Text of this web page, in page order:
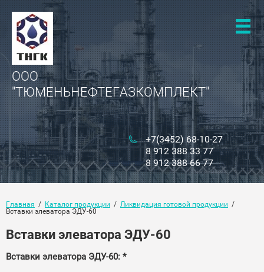
ООО
"ТЮМЕНЬНЕФТЕГАЗКОМПЛЕКТ"
+7(3452) 68-10-27
8 912 388 33 77
8 912 388 66 77
Главная
  /
Каталог продукции
  /
Ликвидация готовой продукции
  /
Вставки элеватора ЭДУ-60
Вставки элеватора ЭДУ-60
Вставки элеватора ЭДУ-60: *